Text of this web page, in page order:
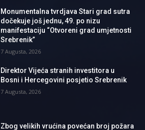
Monumentalna tvrdjava Stari grad sutra
dočekuje još jednu, 49. po nizu
manifestaciju “Otvoreni grad umjetnosti
Srebrenik”
7 Augusta, 2026
Direktor Vijeća stranih investitora u
Bosni i Hercegovini posjetio Srebrenik
7 Augusta, 2026
Zbog velikih vrućina povećan broj požara